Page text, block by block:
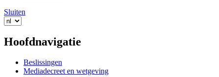
Sluiten
Hoofdnavigatie
Beslissingen
Mediadecreet en wetgeving